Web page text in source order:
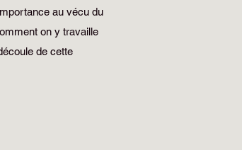
au vécu du
on y travaille
de cette